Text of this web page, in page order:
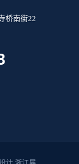
桥南街22